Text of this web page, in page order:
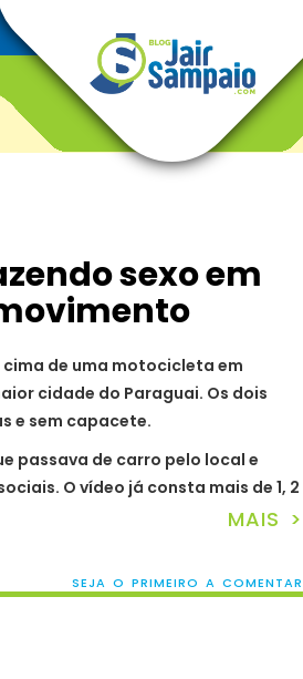
sexo em
de uma motocicleta em
cidade do Paraguai. Os dois
e sem capacete.
passava de carro pelo local e
O vídeo já consta mais de 1, 2
MAIS >
SEJA O PRIMEIRO A COMENTAR